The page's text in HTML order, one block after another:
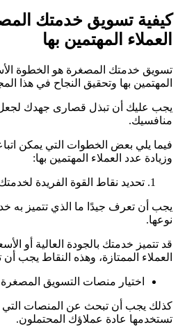
كيفية تسويق خدمتك
العملاء المهتمين بها
تسويق خدمتك المصغرة هو الخطوة
المهتمين بها وتحقيق النجاح في هذا
يجب عليك أن تبذل قصارى جهدك
منافسيك.
فيما يلي بعض الخطوات التي يمكن
وزيادة عدد العملاء المهتمين بها:
تحديد نقاط القوة الفريدة
يجب أن تعرف جيدًا ما الذي تتميز به
نوعها.
قد تتميز خدمتك بالجودة العالية أو
العملاء الممتازة، وهذه النقاط يجب
اختيار منصات التسويق المصغرة
كذلك يجب أن تبحث عن المنصات التي
تستخدمها عادة عملاؤك المحتملون.